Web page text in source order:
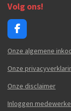
Volg ons!
F
a
c
b
o
Onze algemene
Onze
Onze disclaimer
Inloggen